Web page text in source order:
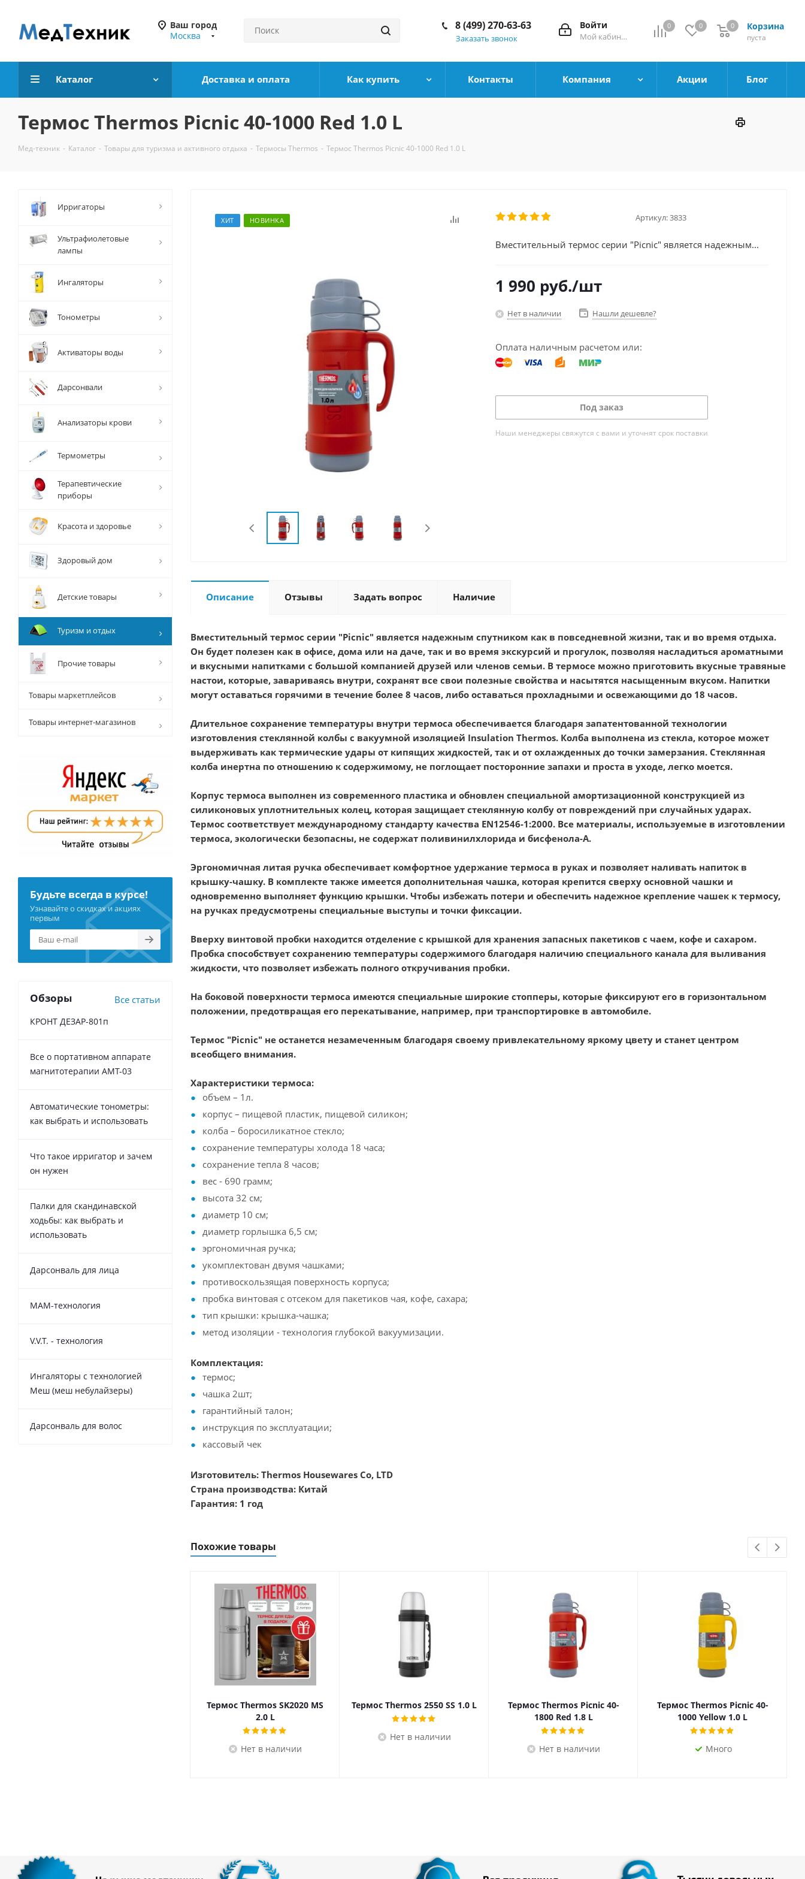
Ваш город
Москва
0 0 Корзина
0
пуста
0
Войти
Мой кабинет
8 (499) 270-63-63
Заказать звонок
Каталог Доставка и оплата Как купить Контакты Компания Акции Блог
Термос Thermos Picnic 40-1000 Red 1.0 L
Мед-техник - Каталог - Товары для туризма и активного отдыха - Термосы Thermos - Термос Thermos Picnic 40-1000 Red 1.0 L
ХИТ НОВИНКА Артикул:3833
Вместительный термос серии "Picnic" является надежным...
1 990 руб./шт
Нет в наличии Нашли дешевле?
Оплата наличным расчетом или:
Под заказ
Наши менеджеры свяжутся с вами и уточнят срок поставки
Описание Отзывы Задать вопрос Наличие
Вместительный термос серии "Picnic" является надежным спутником как в повседневной жизни, так и во время отдыха.
Он будет полезен как в офисе, дома или на даче, так и во время экскурсий и прогулок, позволяя насладиться ароматными
и вкусными напитками с большой компанией друзей или членов семьи. В термосе можно приготовить вкусные травяные
настои, которые, завариваясь внутри, сохранят все свои полезные свойства и насытятся насыщенным вкусом. Напитки
могут оставаться горячими в течение более 8 часов, либо оставаться прохладными и освежающими до 18 часов.
Длительное сохранение температуры внутри термоса обеспечивается благодаря запатентованной технологии
изготовления стеклянной колбы с вакуумной изоляцией Insulation Thermos. Колба выполнена из стекла, которое может
выдерживать как термические удары от кипящих жидкостей, так и от охлажденных до точки замерзания. Стеклянная
колба инертна по отношению к содержимому, не поглощает посторонние запахи и проста в уходе, легко моется.
Корпус термоса выполнен из современного пластика и обновлен специальной амортизационной конструкцией из
силиконовых уплотнительных колец, которая защищает стеклянную колбу от повреждений при случайных ударах.
Термос соответствует международному стандарту качества EN12546-1:2000. Все материалы, используемые в изготовлении
термоса, экологически безопасны, не содержат поливинилхлорида и бисфенола-А.
Эргономичная литая ручка обеспечивает комфортное удержание термоса в руках и позволяет наливать напиток в
крышку-чашку. В комплекте также имеется дополнительная чашка, которая крепится сверху основной чашки и
одновременно выполняет функцию крышки. Чтобы избежать потери и обеспечить надежное крепление чашек к термосу,
на ручках предусмотрены специальные выступы и точки фиксации.
Вверху винтовой пробки находится отделение с крышкой для хранения запасных пакетиков с чаем, кофе и сахаром.
Пробка способствует сохранению температуры содержимого благодаря наличию специального канала для выливания
жидкости, что позволяет избежать полного откручивания пробки.
На боковой поверхности термоса имеются специальные широкие стопперы, которые фиксируют его в горизонтальном
положении, предотвращая его перекатывание, например, при транспортировке в автомобиле.
Термос "Picnic" не останется незамеченным благодаря своему привлекательному яркому цвету и станет центром
всеобщего внимания.
Характеристики термоса:
объем – 1л.
корпус – пищевой пластик, пищевой силикон;
колба – боросиликатное стекло;
сохранение температуры холода 18 часа;
сохранение тепла 8 часов;
вес - 690 грамм;
высота 32 см;
диаметр 10 см;
диаметр горлышка 6,5 см;
эргономичная ручка;
укомплектован двумя чашками;
противоскользящая поверхность корпуса;
пробка винтовая с отсеком для пакетиков чая, кофе, сахара;
тип крышки: крышка-чашка;
метод изоляции - технология глубокой вакуумизации.
Комплектация:
термос;
чашка 2шт;
гарантийный талон;
инструкция по эксплуатации;
кассовый чек
Изготовитель: Thermos Housewares Co, LTD
Страна производства: Китай
Гарантия: 1 год
Похожие товары
Термос Thermos SK2020 MS
2.0 L
Нет в наличии
Термос Thermos 2550 SS 1.0 L
Нет в наличии
Термос Thermos Picnic 40-
1800 Red 1.8 L
Нет в наличии
Термос Thermos Picnic 40-
1000 Yellow 1.0 L
Много
Ирригаторы
Ультрафиолетовые
лампы
Ингаляторы
Тонометры
Активаторы воды
Дарсонвали
Анализаторы крови
Термометры
Терапевтические
приборы
Красота и здоровье
Здоровый дом
Детские товары
Туризм и отдых
Прочие товары
Товары маркетплейсов
Товары интернет-магазинов
Будьте всегда в курсе!
Узнавайте о скидках и акциях
первым
Обзоры Все статьи
КРОНТ ДЕЗАР-801п
Все о портативном аппарате
магнитотерапии АМТ-03
Автоматические тонометры:
как выбрать и использовать
Что такое ирригатор и зачем
он нужен
Палки для скандинавской
ходьбы: как выбрать и
использовать
Дарсонваль для лица
MAM-технология
V.V.T. - технология
Ингаляторы с технологией
Меш (меш небулайзеры)
Дарсонваль для волос